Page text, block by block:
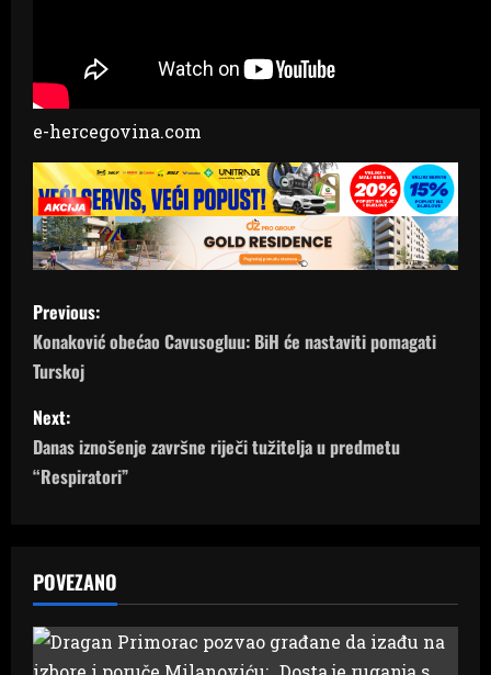
e-hercegovina.com
P
o
s
t
n
v
i
Previous:
Konaković obećao Cavusogluu: BiH će nastaviti pomagati
Turskoj
Next:
Danas iznošenje završne riječi tužitelja u predmetu
“Respiratori”
POVEZANO